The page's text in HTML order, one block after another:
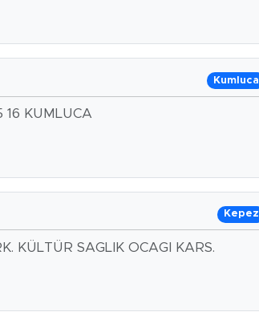
Kumluca
16 KUMLUCA
Kepez
KÜLTÜR SAGLIK OCAGI KARS.